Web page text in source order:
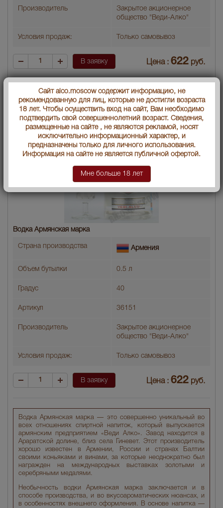
Водка Армянская марка — это совершенно уникальный во
всех отношениях спиртной напиток, который выпускается
армянским предприятием «Веди Алко». Завод находится в
Араратской долине, близ села Гиневет. Этот производитель
хорошо известен в Армении, России и странах Балтии
своими коньяками и винами, за которые неоднократно был
награжден на международных выставках золотыми и
серебряными медалями.
Необычность водки Армянская марка заключается и в
способе производства, и во вкусоароматических нюансах, и
в особенностях внешнего оформления. В основе напитка —
Производитель
Закрытое акционерное
общество "Веди-Алко"
Условия продаж: Только самовывоз
В заявку Цена : 622 руб.
Водка Армянская марка
Страна производства Армения
Объем бутылки 0.5 л
Градус 40
Артикул 36151
Производитель
Закрытое акционерное
общество "Веди-Алко"
Условия продаж: Только самовывоз
В заявку Цена : 622 руб.
Сайт alco.moscow содержит информацию, не
рекомендованную для лиц, которые не достигли возраста
18 лет. Чтобы осуществить вход на сайт, Вам необходимо
подтвердить свой совершеннолетний возраст. Сведения,
размещенные на сайте , не являются рекламой, носят
исключительно информационный характер, и
предназначены только для личного использования.
Информация на сайте не является публичной офертой.
Мне больше 18 лет